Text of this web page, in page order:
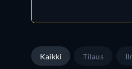
Kaikki Tilaus